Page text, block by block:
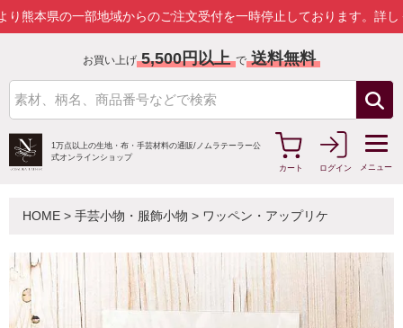
一部地域からのご注文受付を一時停止しております。詳しくはこちら
お買い上げ 5,500円以上 で 送料無料
1万点以上の生地・布・手芸材料の通販/ ノムラテーラー公
式オンラインショップ
カート
ログイン メニュー
HOME > 手芸小物・服飾小物 > ワッペン・アップリケ